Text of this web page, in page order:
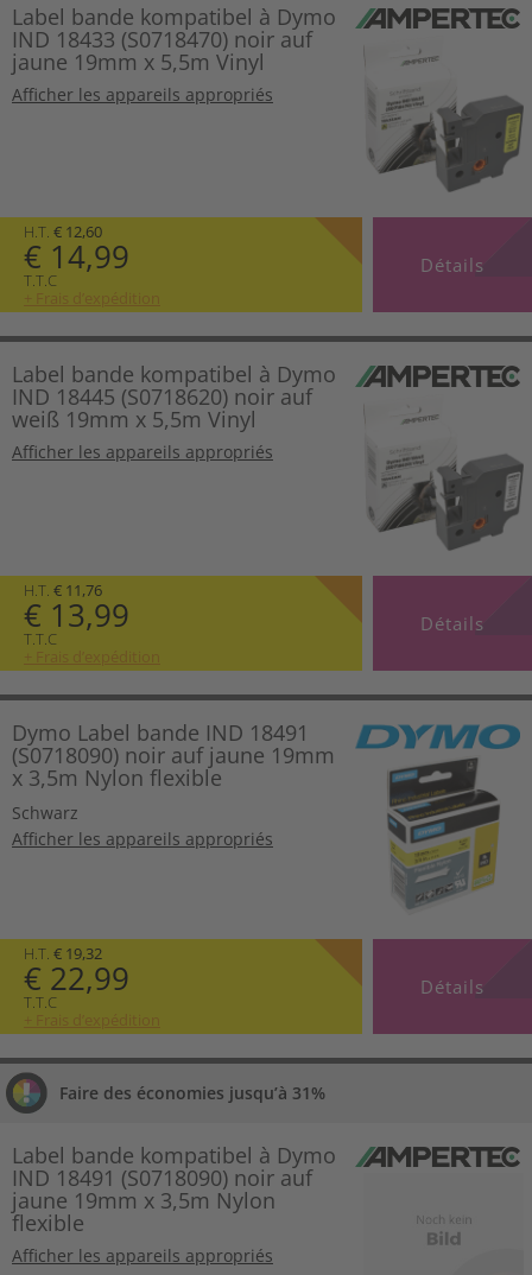
Label bande kompatibel à Dymo
IND 18433 (S0718470) noir auf
jaune 19mm x 5,5m Vinyl
Afficher les appareils appropriés
H.T. € 12,60
€ 14,99
T.T.C
+ Frais d’expédition
Détails
Label bande kompatibel à Dymo
IND 18445 (S0718620) noir auf
weiß 19mm x 5,5m Vinyl
Afficher les appareils appropriés
H.T. € 11,76
€ 13,99
T.T.C
+ Frais d’expédition
Détails
Dymo Label bande IND 18491
(S0718090) noir auf jaune 19mm
x 3,5m Nylon flexible
Schwarz
Afficher les appareils appropriés
H.T. € 19,32
€ 22,99
T.T.C
+ Frais d’expédition
Détails
Faire des économies jusqu’à 31%
Label bande kompatibel à Dymo
IND 18491 (S0718090) noir auf
jaune 19mm x 3,5m Nylon
flexible
Afficher les appareils appropriés